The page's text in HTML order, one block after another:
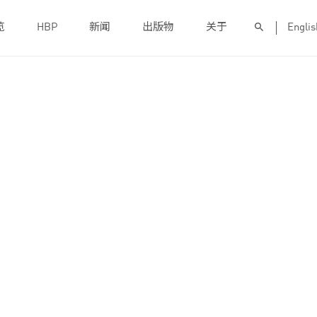
HBP 新闻 出版物 关于